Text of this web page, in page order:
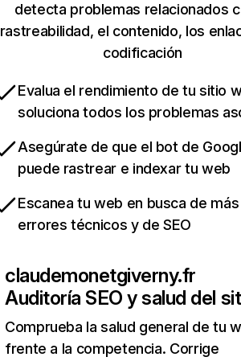
detecta problemas relacionados
rastreabilidad, el contenido, los
codificación
Evalua el rendimiento de tu sitio
soluciona todos los problemas
Asegúrate de que el bot de
puede rastrear e indexar tu web
Escanea tu web en busca de
errores técnicos y de SEO
claudemonetgiverny.fr
Auditoría SEO y salud del
Comprueba la salud general de tu
frente a la competencia. Corrige